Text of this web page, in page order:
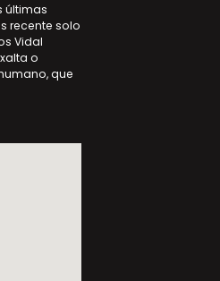
últimas
recente solo
Vidal
o
que